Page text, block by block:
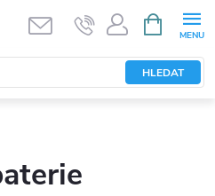
HLEDAT
NÁKUPNÍ
KOŠÍK